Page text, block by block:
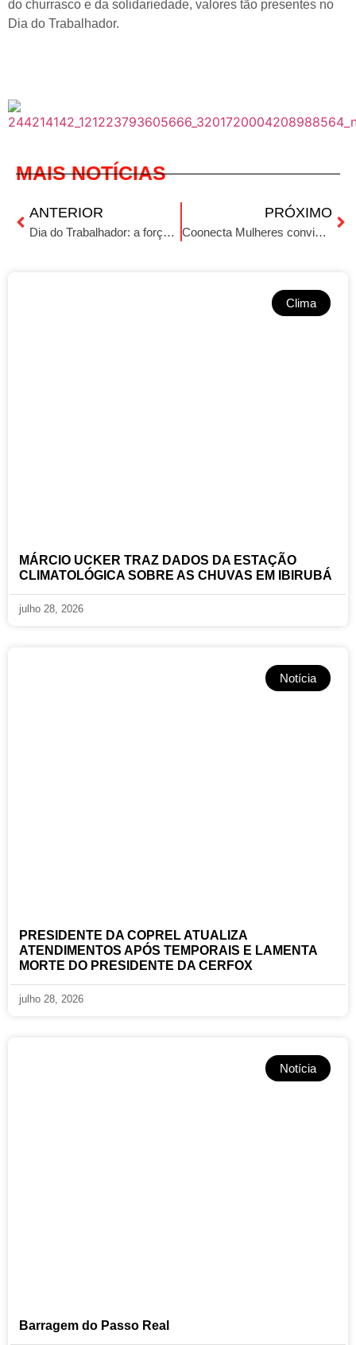
do churrasco e da solidariedade, valores tão presentes no
Dia do Trabalhador.
MAIS NOTÍCIAS
ANTERIOR
Dia do Trabalhador: a força que move Ibirubá e o mundo
PRÓXIMO
Coonecta Mulheres convida a Influencer Comadre Adriana
Clima
MÁRCIO UCKER TRAZ DADOS DA ESTAÇÃO
CLIMATOLÓGICA SOBRE AS CHUVAS EM IBIRUBÁ
julho 28, 2026
Notícia
PRESIDENTE DA COPREL ATUALIZA
ATENDIMENTOS APÓS TEMPORAIS E LAMENTA
MORTE DO PRESIDENTE DA CERFOX
julho 28, 2026
Notícia
Barragem do Passo Real